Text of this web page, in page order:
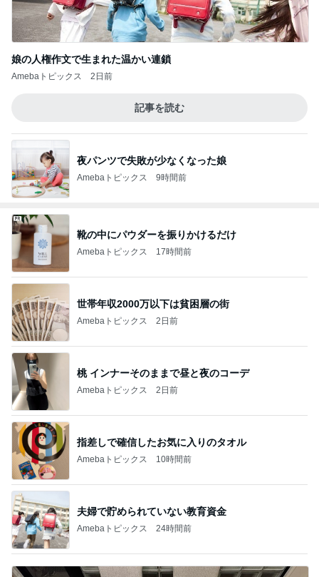
娘の人権作文で生まれた温かい連鎖
Amebaトピックス 2日前
記事を読む
夜パンツで失敗が少なくなった娘
Amebaトピックス 9時間前
靴の中にパウダーを振りかけるだけ
Amebaトピックス 17時間前
世帯年収2000万以下は貧困層の街
Amebaトピックス 2日前
桃 インナーそのままで昼と夜のコーデ
Amebaトピックス 2日前
指差しで確信したお気に入りのタオル
Amebaトピックス 10時間前
夫婦で貯められていない教育資金
Amebaトピックス 24時間前